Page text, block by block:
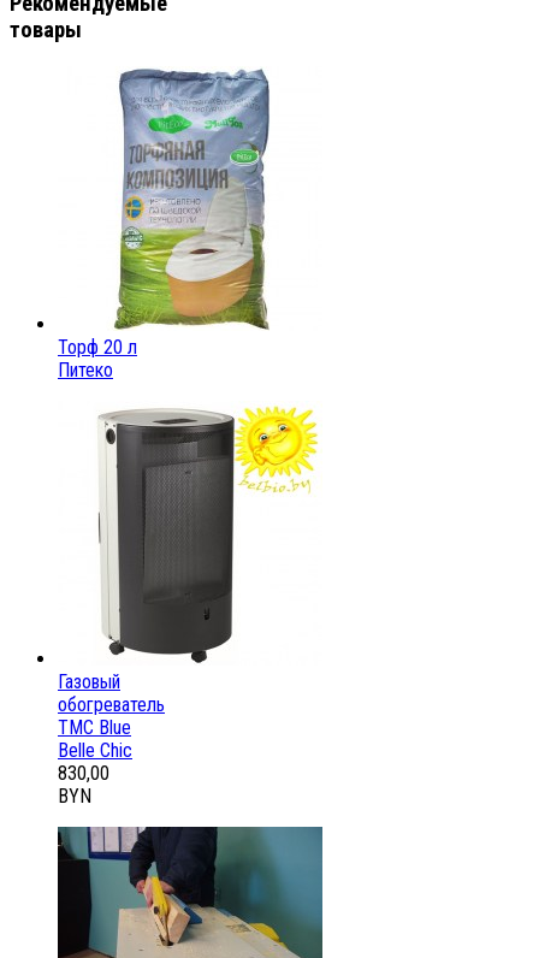
товары
Торф 20 л
Питеко
Газовый
обогреватель
ТМС Blue
Belle Chic
830,00
BYN